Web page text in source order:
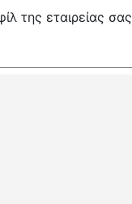
της εταιρείας σας